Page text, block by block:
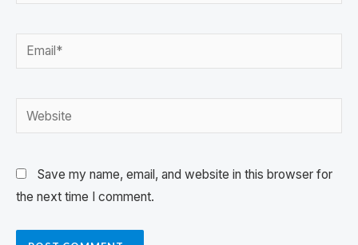
Save my name, email, and website in this browser for
the next time I comment.